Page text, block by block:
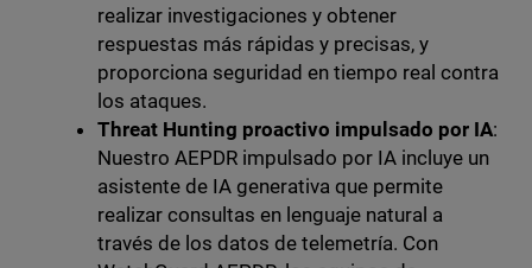
realizar investigaciones y obtener
respuestas más rápidas y precisas, y
proporciona seguridad en tiempo real contra
los ataques.
Threat Hunting proactivo impulsado por IA:
Nuestro AEPDR impulsado por IA incluye un
asistente de IA generativa que permite
realizar consultas en lenguaje natural a
través de los datos de telemetría. Con